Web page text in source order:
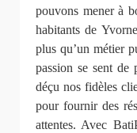
pouvons mener à
habitants de
plus qu’un métier
passion se sent de
déçu nos fidèles
pour fournir des
attentes. Avec